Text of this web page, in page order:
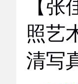
【
照艺
清写